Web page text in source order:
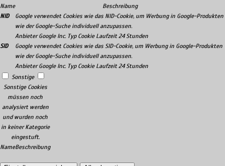
Name
Beschreibung
NID
Google verwendet Cookies wie das NID-Cookie, um Werbung in Google-Produkten
wie der Google-Suche individuell anzupassen.
Anbieter Google Inc. Typ Cookie Laufzeit 24 Stunden
SID
Google verwendet Cookies wie das SID-Cookie, um Werbung in Google-Produkten
wie der Google-Suche individuell anzupassen.
Anbieter Google Inc. Typ Cookie Laufzeit 24 Stunden
Sonstige
Sonstige Cookies
müssen noch
analysiert werden
und wurden noch
in keiner Kategorie
eingestuft.
NameBeschreibung